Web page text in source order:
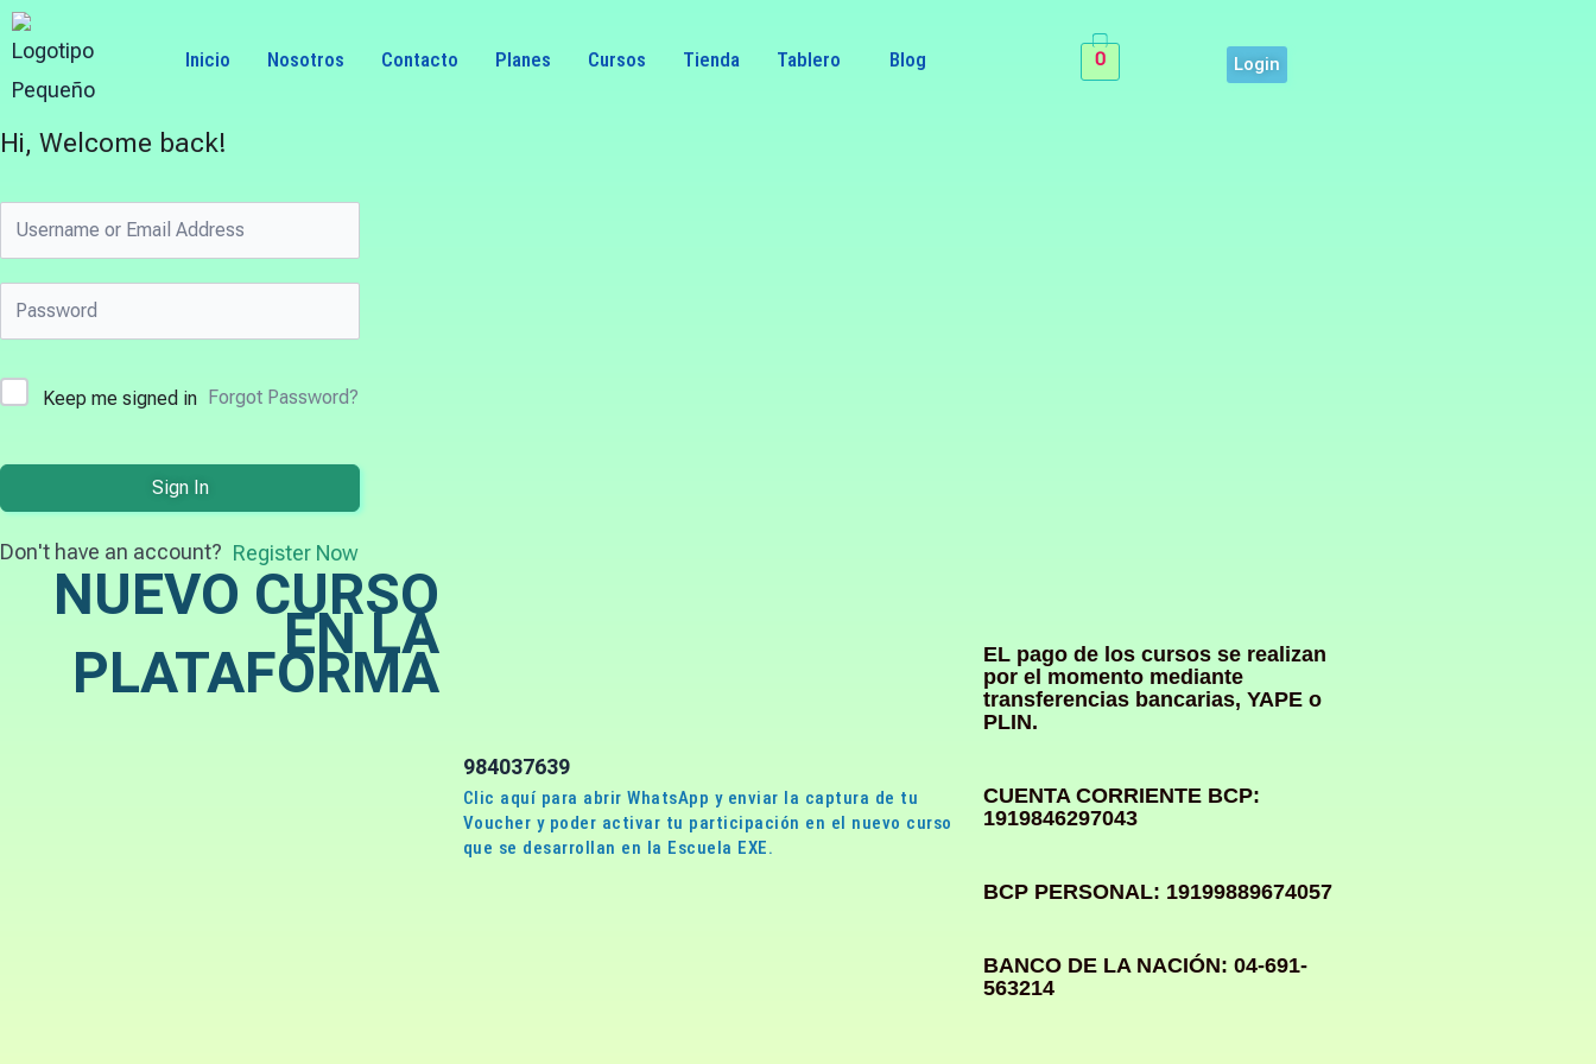
Skip
to
content
Inicio Nosotros Contacto Planes Cursos Tienda Tablero Blog 0 Login
Hi, Welcome back!
Keep me signed in Forgot Password?
Sign In
Don't have an account? Register Now
NUEVO CURSO
EN LA
PLATAFORMA
984037639
Clic aquí para abrir WhatsApp y enviar la captura de tu
Voucher y poder activar tu participación en el nuevo curso
que se desarrollan en la Escuela EXE.
EL pago de los cursos se realizan
por el momento mediante
transferencias bancarias, YAPE o
PLIN.
CUENTA CORRIENTE BCP:
1919846297043
BCP PERSONAL: 19199889674057
BANCO DE LA NACIÓN: 04-691-
563214